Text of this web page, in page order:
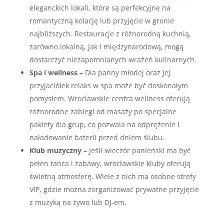
eleganckich lokali, które są perfekcyjne na
romantyczną kolację lub przyjęcie w gronie
najbliższych. Restauracje z różnorodną kuchnią,
zarówno lokalną, jak i międzynarodową, mogą
dostarczyć niezapomnianych wrażeń kulinarnych.
Spa i wellness– Dla panny młodej oraz jej
przyjaciółek relaks w spa może być doskonałym
pomysłem. Wrocławskie centra wellness oferują
różnorodne zabiegi od masaży po specjalne
pakiety dla grup, co pozwala na odprężenie i
naładowanie baterii przed dniem ślubu.
Klub muzyczny– Jeśli wieczór panieński ma być
pełen tańca i zabawy, wrocławskie kluby oferują
świetną atmosferę. Wiele z nich ma osobne strefy
VIP, gdzie można zorganizować prywatne przyjęcie
z muzyką na żywo lub DJ-em.